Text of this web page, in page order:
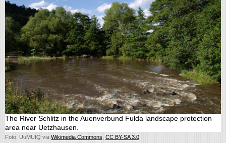
The River Schlitz in the Auenverbund Fulda landscape protection
area near Uetzhausen.
Foto: UuMUfQ via Wikimedia Commons CC BY-SA 3.0